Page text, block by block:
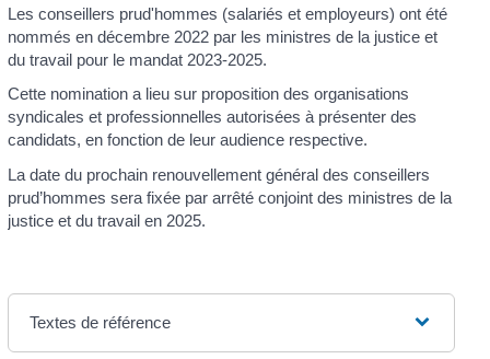
Les conseillers prud'hommes (salariés et employeurs) ont été
nommés en décembre 2022 par les ministres de la justice et
du travail pour le mandat 2023-2025.
Cette nomination a lieu sur proposition des organisations
syndicales et professionnelles autorisées à présenter des
candidats, en fonction de leur audience respective.
La date du prochain renouvellement général des conseillers
prud’hommes sera fixée par arrêté conjoint des ministres de la
justice et du travail en 2025.
Textes de référence